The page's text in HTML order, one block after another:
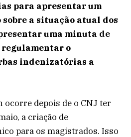
para apresentar um
a situação atual dos
uma minuta de
o
indenizatórias a
ocorre depois de o CNJ ter
a criação de
para os magistrados. Isso